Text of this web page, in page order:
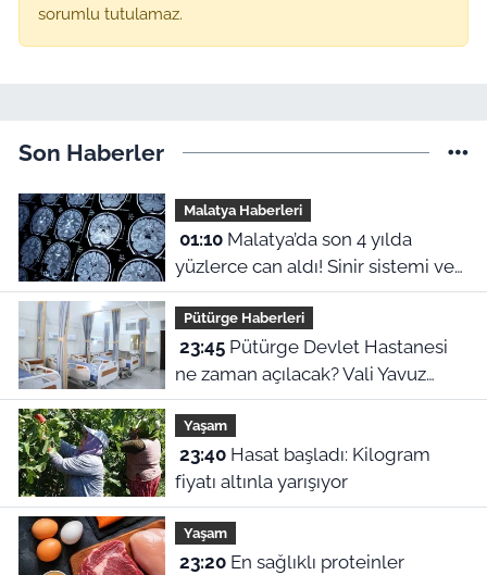
sorumlu tutulamaz.
Son Haberler
Malatya Haberleri
01:10Malatya’da son 4 yılda
yüzlerce can aldı! Sinir sistemi ve
duyu organı hastalıklarında şok
veriler
Pütürge Haberleri
23:45Pütürge Devlet Hastanesi
ne zaman açılacak? Vali Yavuz
açıkladı
Yaşam
23:40Hasat başladı: Kilogram
fiyatı altınla yarışıyor
Yaşam
23:20En sağlıklı proteinler